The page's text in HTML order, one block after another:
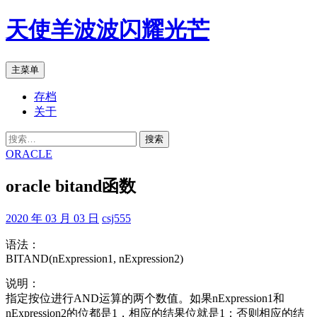
跳
至
文
天使羊波波闪耀光芒
搜
索
主菜单
存档
关于
搜
索：
ORACLE
oracle bitand函数
2020 年 03 月 03 日 csj555
语法：
BITAND(nExpression1, nExpression2)
说明：
指定按位进行AND运算的两个数值。如果nExpression1和
nExpression2的位都是1，相应的结果位就是1；否则相应的结